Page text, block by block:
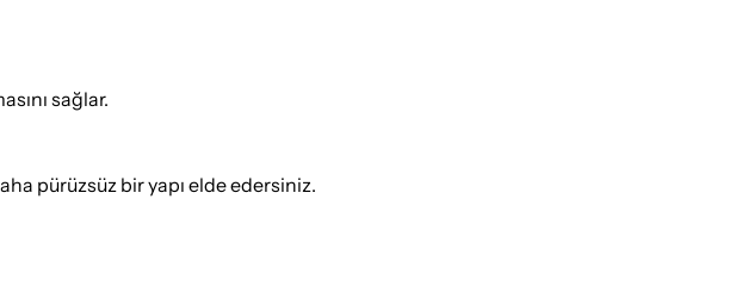
sağlar.
pürüzsüz bir yapı elde edersiniz.